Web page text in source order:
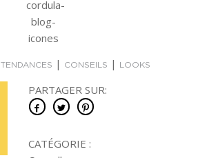
TENDANCES | CONSEILS | LOOKS
PARTAGER SUR:
CATÉGORIE :